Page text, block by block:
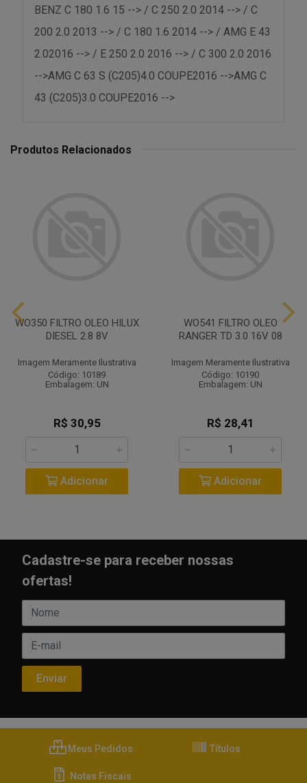
BENZ C 180 1.6 15 --> / C 250 2.0 2014 --> / C
200 2.0 2013 --> / C 180 1.6 2014 --> / AMG E 43
2.02016 --> / E 250 2.0 2016 --> / C 300 2.0 2016
-->AMG C 63 S (C205)4.0 COUPE2016 -->AMG C
43 (C205)3.0 COUPE2016 -->
Produtos Relacionados
WO350 FILTRO OLEO HILUX
DIESEL 2.8 8V
Imagem Meramente Ilustrativa
Código: 10189
Embalagem: UN
R$ 30,95
Adicionar
WO541 FILTRO OLEO
RANGER TD 3.0 16V 08
Imagem Meramente Ilustrativa
Código: 10190
Embalagem: UN
R$ 28,41
Adicionar
Cadastre-se para receber nossas
ofertas!
Meus Pedidos Títulos
Notas Fiscais